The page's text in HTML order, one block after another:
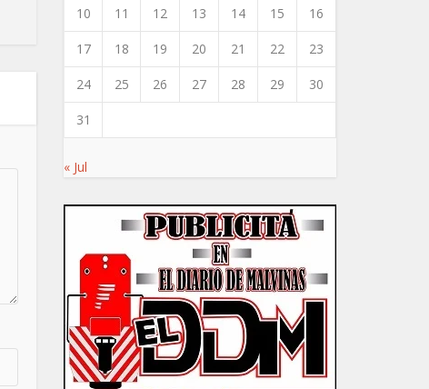
10 11 12 13 14 15 16
17 18 19 20 21 22 23
24 25 26 27 28 29 30
31
« Jul